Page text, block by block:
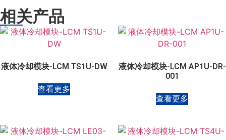
相关产品
液体冷却模块-LCM TS1U-DW
查看更多
液体冷却模块-LCM AP1U-DR-
001
查看更多